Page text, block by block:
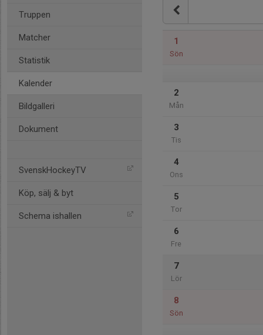
Truppen
Matcher
Statistik
Kalender
Bildgalleri
Dokument
SvenskHockeyTV
Köp, sälj & byt
Schema ishallen
1
Sön
2
Mån
3
Tis
4
Ons
5
Tor
6
Fre
7
Lör
8
Sön